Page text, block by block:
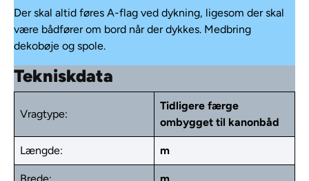
Der skal altid føres A-flag ved dykning, ligesom der skal
være bådfører om bord når der dykkes. Medbring
dekobøje og spole.
Tekniskdata
Vragtype:
Tidligere færge
ombygget til kanonbåd
Længde: m